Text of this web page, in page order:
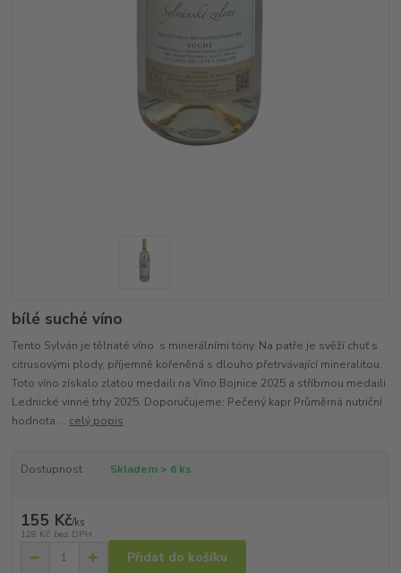
bílé suché víno
Tento Sylván je tělnaté víno s minerálními tóny. Na patře je svěží chuť s
citrusovými plody, příjemně kořeněná s dlouho přetrvávající mineralitou.
Toto víno získalo zlatou medaili na Víno Bojnice 2025 a stříbrnou medaili
Lednické vinné trhy 2025. Doporučujeme: Pečený kapr Průměrná nutriční
hodnota ... celý popis
Dostupnost Skladem > 6 ks
155 Kč/ks
128 Kč bez DPH
Přidat do košíku